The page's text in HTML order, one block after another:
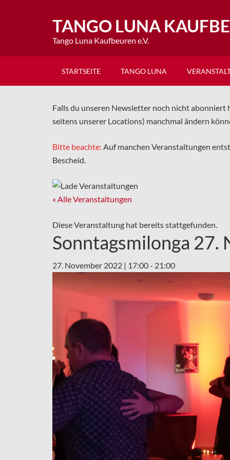
TANGO LUNA
Tango Luna Kaufbeuren e.V.
STARTSEITE TANGO LUNA
Falls du unseren Newsletter noch nicht abonniert
seitens unserer Locations) manchmal ändern
Bitte beachte: Auf manchen Veranstaltungen
Bescheid.
« Alle Veranstaltungen
Diese Veranstaltung hat bereits stattgefunden.
Sonntagsmilonga 27.
27. November 2022 | 17:00- 21:00